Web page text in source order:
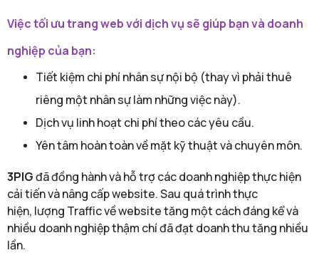
Việc tối ưu trang web với dịch vụ sẽ giúp bạn và doanh
nghiệp của bạn:
Tiết kiệm chi phí nhân sự nội bộ (thay vì phải thuê
riêng một nhân sự làm những việc này).
Dịch vụ linh hoạt chi phí theo các yêu cầu.
Yên tâm hoàn toàn về mặt kỹ thuật và chuyên môn.
3PIGđã đồng hành và hỗ trợ các doanh nghiệp thực hiện
cải tiến và nâng cấp website. Sau quá trình thực
hiện, lượng Traffic về website tăng một cách đáng kể và
nhiều doanh nghiệp thậm chí đã đạt doanh thu tăng nhiều
lần.